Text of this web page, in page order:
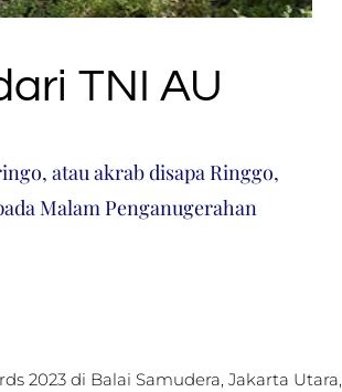
TNI AU
atau akrab disapa Ringgo,
Malam Penganugerahan
2023 di Balai Samudera, Jakarta Utara,